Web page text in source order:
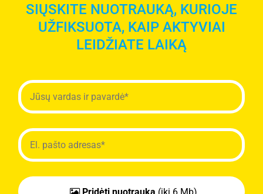
SIŲSKITE NUOTRAUKĄ, KURIOJE
UŽFIKSUOTA, KAIP AKTYVIAI
LEIDŽIATE LAIKĄ